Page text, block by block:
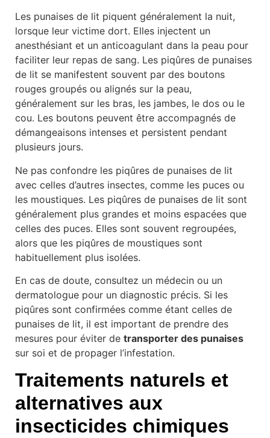
Les punaises de lit piquent généralement la nuit,
lorsque leur victime dort. Elles injectent un
anesthésiant et un anticoagulant dans la peau pour
faciliter leur repas de sang. Les piqûres de punaises
de lit se manifestent souvent par des boutons
rouges groupés ou alignés sur la peau,
généralement sur les bras, les jambes, le dos ou le
cou. Les boutons peuvent être accompagnés de
démangeaisons intenses et persistent pendant
plusieurs jours.
Ne pas confondre les piqûres de punaises de lit
avec celles d’autres insectes, comme les puces ou
les moustiques. Les piqûres de punaises de lit sont
généralement plus grandes et moins espacées que
celles des puces. Elles sont souvent regroupées,
alors que les piqûres de moustiques sont
habituellement plus isolées.
En cas de doute, consultez un médecin ou un
dermatologue pour un diagnostic précis. Si les
piqûres sont confirmées comme étant celles de
punaises de lit, il est important de prendre des
mesures pour éviter de transporter des punaises
sur soi et de propager l’infestation.
Traitements naturels et
alternatives aux
insecticides chimiques